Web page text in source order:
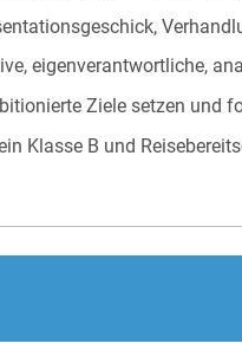
eigenverantwortliche,
Ziele setzen und
Klasse B und